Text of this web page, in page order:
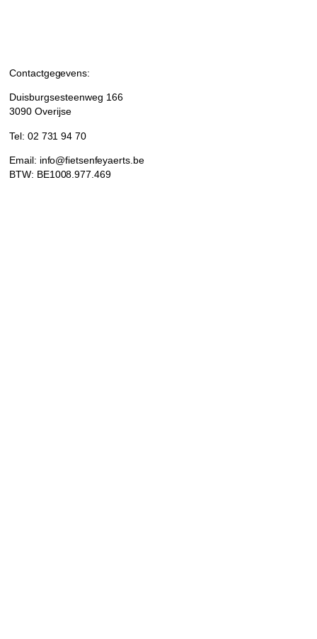
Contactgegevens:
Duisburgsesteenweg 166
3090 Overijse
Tel: 02 731 94 70
Email: info@fietsenfeyaerts.be
BTW: BE1008.977.469